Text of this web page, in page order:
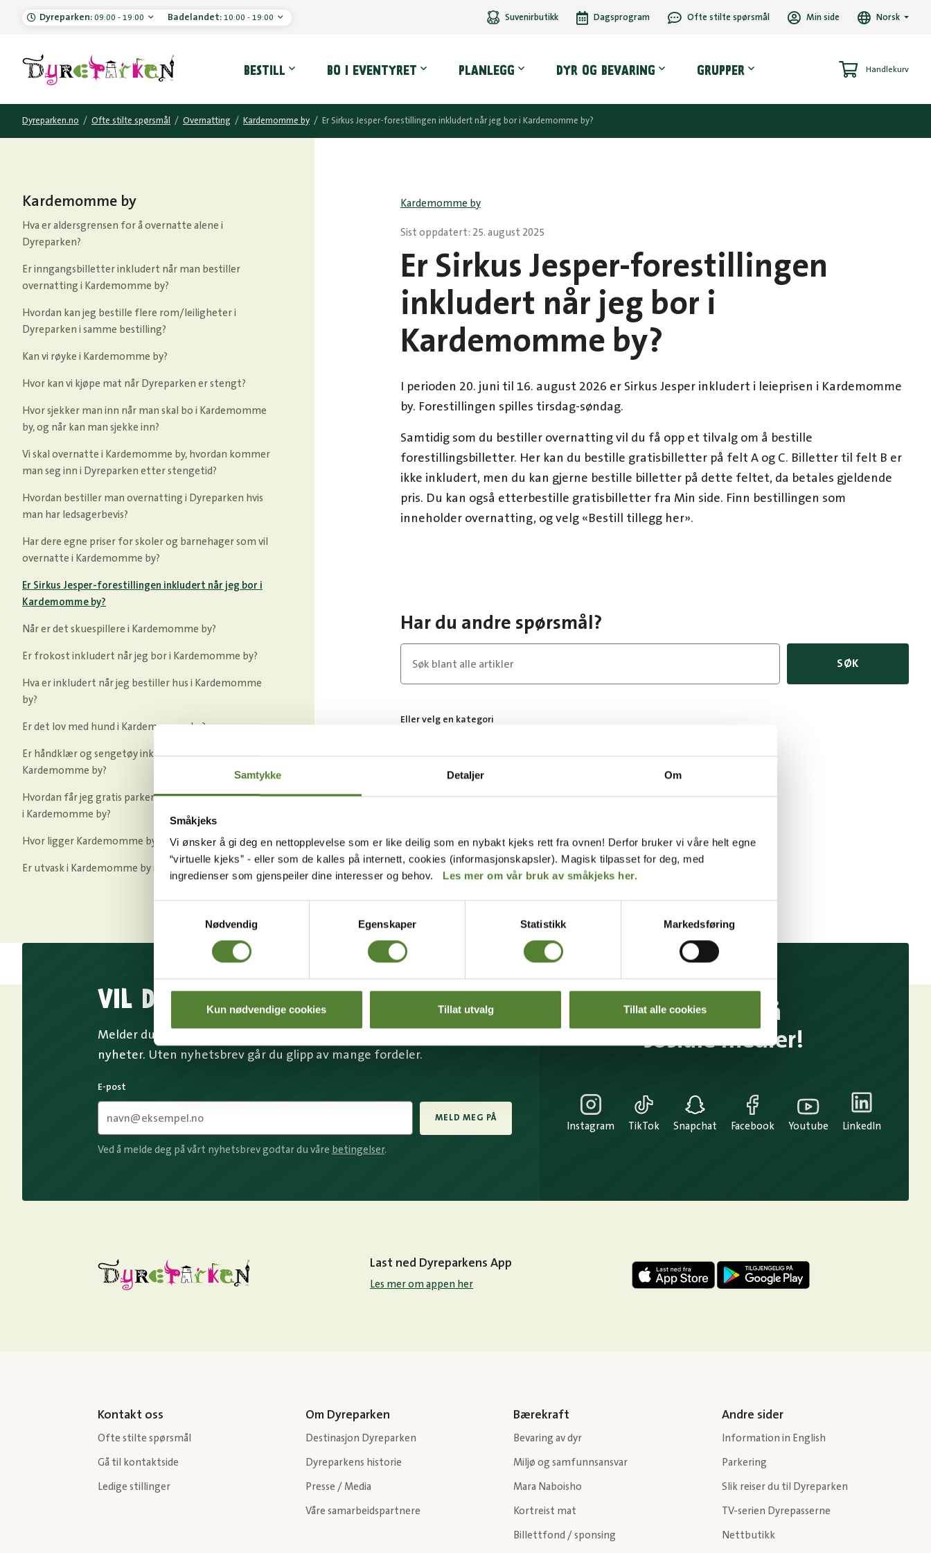
Samtykke Detaljer Om
Småkjeks
Vi ønsker å gi deg en nettopplevelse som er like deilig som en nybakt kjeks rett fra ovnen! Derfor bruker vi våre helt egne
“virtuelle kjeks” - eller som de kalles på internett, cookies (informasjonskapsler). Magisk tilpasset for deg, med
ingredienser som gjenspeiler dine interesser og behov. Les mer om vår bruk av småkjeks her.
Nødvendig
Egenskaper Statistikk Markedsføring
Kun nødvendige cookies Tillat utvalg Tillat alle cookies
Dyreparken: 09:00 - 19:00 Badelandet: 10:00 - 19:00 Suvenirbutikk Dagsprogram Ofte stilte spørsmål Min side Norsk
BESTILL BO I EVENTYRET PLANLEGG DYR OG BEVARING GRUPPER Handlekurv
Dyreparken.no / Ofte stilte spørsmål / Overnatting / Kardemomme by / Er Sirkus Jesper-forestillingen inkludert når jeg bor i Kardemomme by?
Kardemomme by
Sist oppdatert: 25. august 2025
Er Sirkus Jesper-forestillingen
inkludert når jeg bor i
Kardemomme by?
I perioden 20. juni til 16. august 2026 er Sirkus Jesper inkludert i leieprisen i Kardemomme
by. Forestillingen spilles tirsdag-søndag.
Samtidig som du bestiller overnatting vil du få opp et tilvalg om å bestille
forestillingsbilletter. Her kan du bestille gratisbilletter på felt A og C. Billetter til felt B er
ikke inkludert, men du kan gjerne bestille billetter på dette feltet, da betales gjeldende
pris. Du kan også etterbestille gratisbilletter fra Min side. Finn bestillingen som
inneholder overnatting, og velg «Bestill tillegg her».
Har du andre spørsmål?
SØK
Eller velg en kategori
Kardemomme by
Hva er aldersgrensen for å overnatte alene i
Dyreparken?
Er inngangsbilletter inkludert når man bestiller
overnatting i Kardemomme by?
Hvordan kan jeg bestille flere rom/leiligheter i
Dyreparken i samme bestilling?
Kan vi røyke i Kardemomme by?
Hvor kan vi kjøpe mat når Dyreparken er stengt?
Hvor sjekker man inn når man skal bo i Kardemomme
by, og når kan man sjekke inn?
Vi skal overnatte i Kardemomme by, hvordan kommer
man seg inn i Dyreparken etter stengetid?
Hvordan bestiller man overnatting i Dyreparken hvis
man har ledsagerbevis?
Har dere egne priser for skoler og barnehager som vil
overnatte i Kardemomme by?
Er Sirkus Jesper-forestillingen inkludert når jeg bor i
Kardemomme by?
Når er det skuespillere i Kardemomme by?
Er frokost inkludert når jeg bor i Kardemomme by?
Hva er inkludert når jeg bestiller hus i Kardemomme
by?
Er det lov med hund i Kardemomme by?
Er håndklær og sengetøy inkludert når jeg bor i
Kardemomme by?
Hvordan får jeg gratis parkering når jeg skal overnatte
i Kardemomme by?
Hvor ligger Kardemomme by?
Er utvask i Kardemomme by inkludert?
VIL DU HA NYHETSBREV FRA OSS?
Melder du deg på Dyreparkens nyhetsbrev får du unike tilbud og
nyheter. Uten nyhetsbrev går du glipp av mange fordeler.
E-post
MELD MEG PÅ
Ved å melde deg på vårt nyhetsbrev godtar du våre betingelser.
Følg oss på
sosiale medier!
Instagram TikTok Snapchat Facebook Youtube LinkedIn
Last ned Dyreparkens App
Les mer om appen her
Kontakt oss
Ofte stilte spørsmål
Gå til kontaktside
Ledige stillinger
Om Dyreparken
Destinasjon Dyreparken
Dyreparkens historie
Presse / Media
Våre samarbeidspartnere
Bærekraft
Bevaring av dyr
Miljø og samfunnsansvar
Mara Naboisho
Kortreist mat
Billettfond / sponsing
Andre sider
Information in English
Parkering
Slik reiser du til Dyreparken
TV-serien Dyrepasserne
Nettbutikk